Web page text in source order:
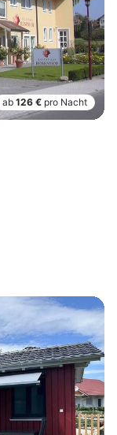
ab 126 € pro Nacht